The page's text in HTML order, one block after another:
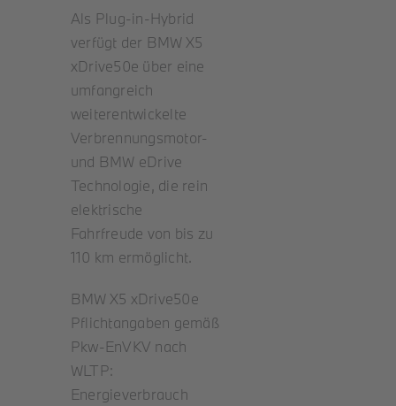
Als Plug-in-Hybrid
verfügt der BMW X5
xDrive50e über eine
umfangreich
weiterentwickelte
Verbrennungsmotor-
und BMW eDrive
Technologie, die rein
elektrische
Fahrfreude von bis zu
110 km ermöglicht.
BMW X5 xDrive50e
Pflichtangaben gemäß
Pkw-EnVKV nach
WLTP:
Energieverbrauch